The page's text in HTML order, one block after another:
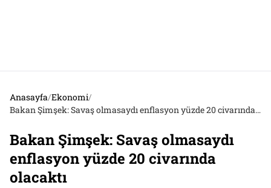
Anasayfa/Ekonomi/
Bakan Şimşek: Savaş olmasaydı enflasyon yüzde 20 civarında olacaktı
Bakan Şimşek: Savaş olmasaydı
enflasyon yüzde 20 civarında
olacaktı